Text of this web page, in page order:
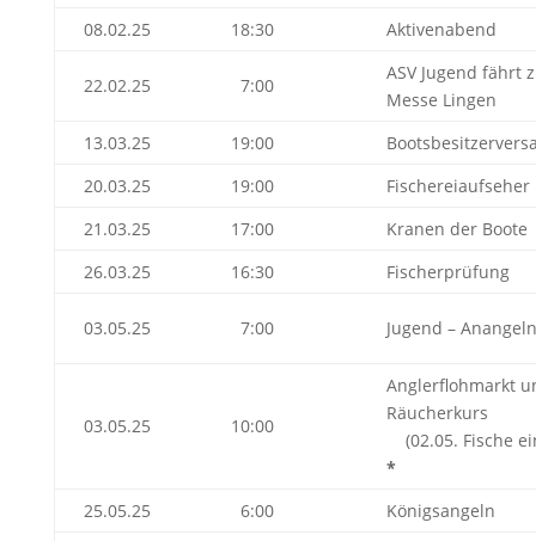
08.02.25
18:30 Aktivenabend
22.02.25 7:00
ASV Jugend fährt
Messe Lingen
13.03.25
19:00
20.03.25
19:00
Fischereiaufseher
21.03.25
17:00
Kranen der Boote
26.03.25
16:30 Fischerprüfung
03.05.25 7:00 Jugend – Anangeln
03.05.25 10:00
Anglerflohmarkt
(02.05. Fische
*
25.05.25
6:00 Königsangeln